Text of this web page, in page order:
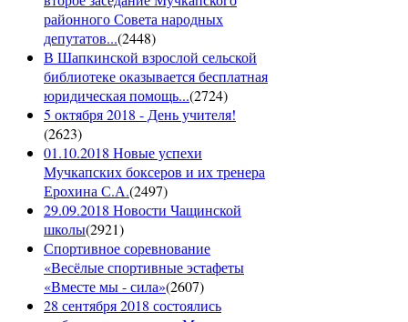
районного Совета народных
депутатов...(2448)
В Шапкинской взрослой сельской
библиотеке оказывается бесплатная
юридическая помощь...(2724)
5 октября 2018 - День учителя!
(2623)
01.10.2018 Новые успехи
Мучкапских боксеров и их тренера
Ерохина С.А.(2497)
29.09.2018 Новости Чащинской
школы(2921)
Спортивное соревнование
«Весёлые спортивные эстафеты
«Вместе мы - сила»(2607)
28 сентября 2018 состоялись